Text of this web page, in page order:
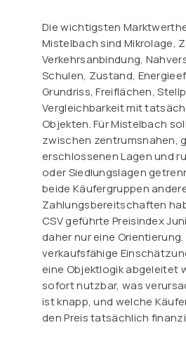
Die wichtigsten
Mistelbach sind Mikrolage,
Verkehrsanbindung,
Schulen, Zustand,
Grundriss, Freiflächen,
Vergleichbarkeit mit
Objekten. Für Mistelbach
zwischen zentrumsnahen,
erschlossenen Lagen und
oder Siedlungslagen
beide Käufergruppen
Zahlungsbereitschaften
CSV geführte Preisindex
daher nur eine Orientierung.
verkaufsfähige
eine Objektlogik abgeleitet
sofort nutzbar, was
ist knapp, und welche
den Preis tatsächlich